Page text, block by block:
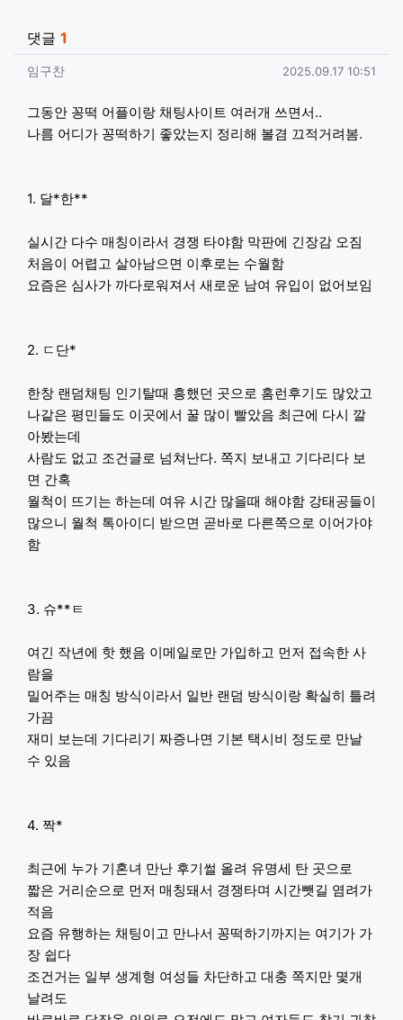
댓글 1
임구찬님의 댓글
임구찬 작성일
2025.09.17 10:51
그동안 꽁떡 어플이랑 채팅사이트 여러개 쓰면서..
나름 어디가 꽁떡하기 좋았는지 정리해 볼겸 끄적거려봄.
1. 달*한**
실시간 다수 매칭이라서 경쟁 타야함 막판에 긴장감 오짐
처음이 어렵고 살아남으면 이후로는 수월함
요즘은 심사가 까다로워져서 새로운 남여 유입이 없어보임
2. ㄷ단*
한창 랜덤채팅 인기탈때 흥했던 곳으로 홈런후기도 많았고
나같은 평민들도 이곳에서 꿀 많이 빨았음 최근에 다시 깔
아봤는데
사람도 없고 조건글로 넘쳐난다. 쪽지 보내고 기다리다 보
면 간혹
월척이 뜨기는 하는데 여유 시간 많을때 해야함 강태공들이
많으니 월척 톡아이디 받으면 곧바로 다른쪽으로 이어가야
함
3. 슈**ㅌ
여긴 작년에 핫 했음 이메일로만 가입하고 먼저 접속한 사
람을
밀어주는 매칭 방식이라서 일반 랜덤 방식이랑 확실히 틀려
가끔
재미 보는데 기다리기 짜증나면 기본 택시비 정도로 만날
수 있음
4. 짝*
최근에 누가 기혼녀 만난 후기썰 올려 유명세 탄 곳으로
짧은 거리순으로 먼저 매칭돼서 경쟁타며 시간뺏길 염려가
적음
요즘 유행하는 채팅이고 만나서 꽁떡하기까지는 여기가 가
장 쉽다
조건거는 일부 생계형 여성들 차단하고 대충 쪽지만 몇개
날려도